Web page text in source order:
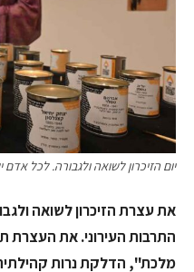
יום הזיכרון לשואה ולגבורה. לכל אדם
את עצרת הזיכרון לשואה
התרבות העירוני. את העצרת
מלכת", הדלקת נרות